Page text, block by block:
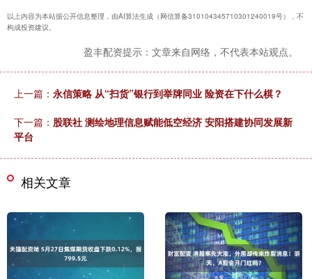
以上内容为本站据公开信息整理，由AI算法生成（网信算备310104345710301240019号），不
构成投资建议。
盈丰配资提示：文章来自网络，不代表本站观点。
上一篇： 永信策略 从“扫货”银行到举牌同业 险资在下什么棋？
下一篇： 股联社 测绘地理信息赋能低空经济 安阳搭建协同发展新
平台
相关文章